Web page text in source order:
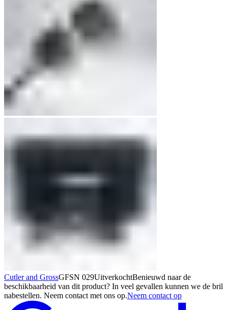
Cutler and GrossGFSN 029UitverkochtBenieuwd naar de
beschikbaarheid van dit product? In veel gevallen kunnen we de bril
nabestellen. Neem contact met ons op.Neem contact op